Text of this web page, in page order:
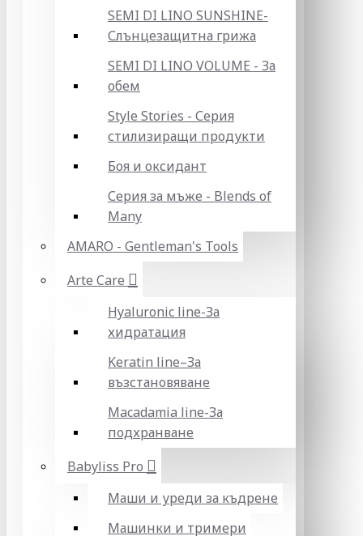
SEMI DI LINO SUNSHINE-
Слънцезащитна грижа
SEMI DI LINO VOLUME - За
обем
Style Stories - Серия
стилизиращи продукти
Боя и оксидант
Серия за мъже - Blends of
Many
AMARO - Gentleman's Tools
Arte Care
Hyaluronic line-За
хидратация
Keratin line–За
възстановяване
Macadamia line-За
подхранване
Babyliss Pro
Маши и уреди за къдрене
Машинки и тримери